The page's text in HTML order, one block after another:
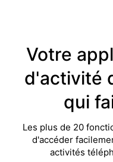
Votre
d'activité
qui
Les plus de 20
d'accéder
activités